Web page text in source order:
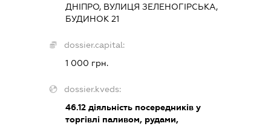
ДНІПРО, ВУЛИЦЯ ЗЕЛЕНОГІРСЬКА,
БУДИНОК 21
dossier.capital:
1 000 грн.
dossier.kveds:
46.12 діяльність посередників у
торгівлі паливом, рудами,